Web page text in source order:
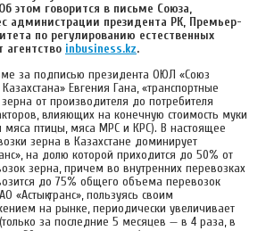
этом говорится в письме Союза,
администрации президента РК, Премьер-
по регулированию естественных
агентство inbusiness.kz.
за подписью президента ОЮЛ «Союз
Евгения Гана, «транспортные
от производителя до потребителя
влияющих на конечную стоимость муки
мяса птицы, мяса МРС и КРС). В настоящее
зерна в Казахстане доминирует
на долю которой приходится до 50% от
зерна, причем во внутренних перевозках
до 75% общего объема перевозок
«Астық транс», пользуясь своим
на рынке, периодически увеличивает
(только за последние 5 месяцев — в 4 раза, в